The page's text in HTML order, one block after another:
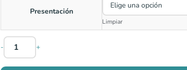
Presentación
Limpiar
- +